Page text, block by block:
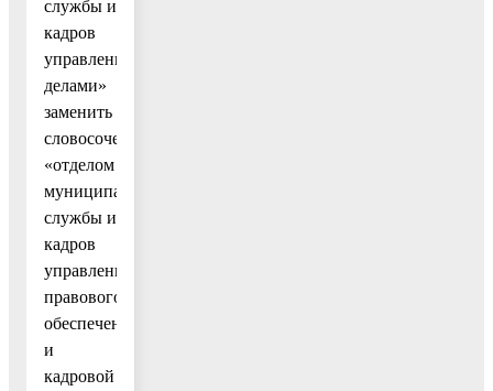
службы и
кадров
управления
делами»
заменить
словосочетанием
«отделом
муниципальной
службы и
кадров
управления
правового
обеспечения
и
кадровой